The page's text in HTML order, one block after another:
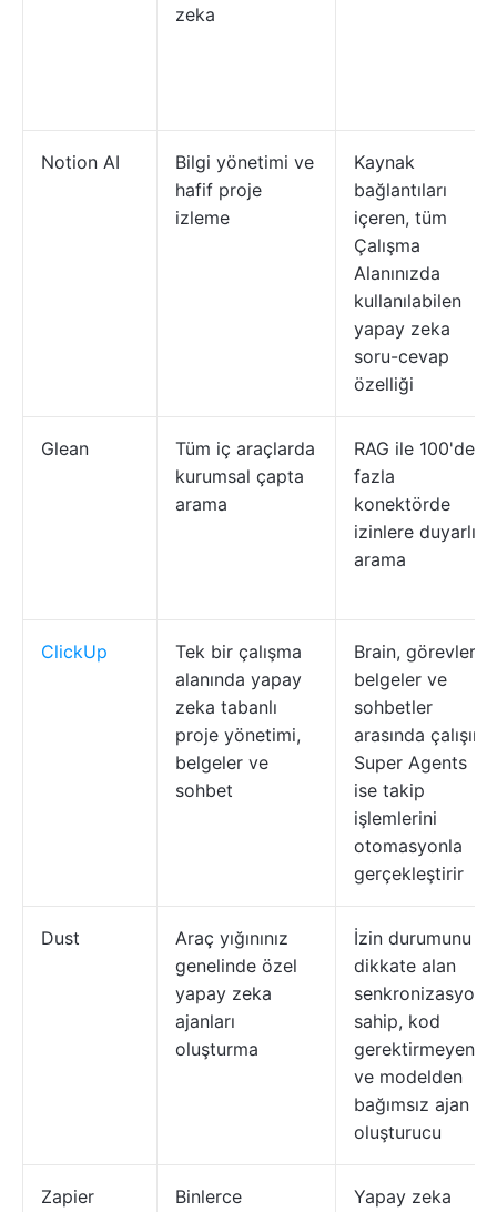
zeka
Notion AI
Bilgi yönetimi ve
hafif proje
izleme
Kaynak
bağlantıları
içeren, tüm
Çalışma
Alanınızda
kullanılabilen
yapay zeka
soru-cevap
özelliği
Glean
Tüm iç araçlarda
kurumsal çapta
arama
RAG ile 100'den
fazla
konektörde
izinlere duyarlı
arama
ClickUp
Tek bir çalışma
alanında yapay
zeka tabanlı
proje yönetimi,
belgeler ve
sohbet
Brain, görevler,
belgeler ve
sohbetler
arasında çalışır;
Super Agents
ise takip
işlemlerini
otomasyonla
gerçekleştirir
Dust
Araç yığınınız
genelinde özel
yapay zeka
ajanları
oluşturma
İzin durumunu
dikkate alan
senkronizasyona
sahip, kod
gerektirmeyen
ve modelden
bağımsız ajan
oluşturucu
Zapier
Binlerce
Yapay zeka